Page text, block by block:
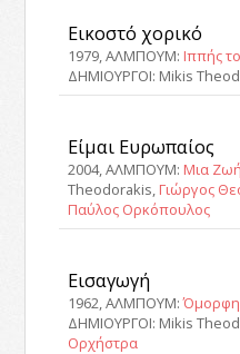
Εικοστό χορικό
1979, ΑΛΜΠΟΥΜ: Ιππής
ΔΗΜΙΟΥΡΓΟΙ: Mikis
Είμαι Ευρωπαίος
2004, ΑΛΜΠΟΥΜ: Μια
Theodorakis, Γιώργος
Παύλος Ορκόπουλος
Εισαγωγή
1962, ΑΛΜΠΟΥΜ:Όμορφη
ΔΗΜΙΟΥΡΓΟΙ: Mikis
Ορχήστρα